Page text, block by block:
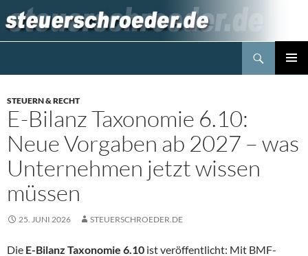
Inhalt
springen
STEUERN & RECHT
E-Bilanz Taxonomie 6.10:
Neue Vorgaben ab 2027 – was
Unternehmen jetzt wissen
müssen
25. JUNI 2026 STEUERSCHROEDER.DE
Die E-Bilanz Taxonomie 6.10 ist veröffentlicht: Mit BMF-